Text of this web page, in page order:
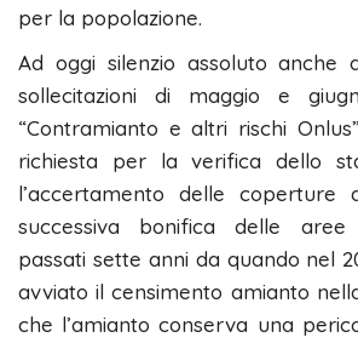
per la popolazione.
Ad oggi silenzio assoluto anche
sollecitazioni di maggio e
“Contramianto e altri rischi
richiesta per la verifica dello
l’accertamento delle
successiva bonifica delle aree
passati sette anni da quando nel
avviato il censimento amianto
che l’amianto conserva una